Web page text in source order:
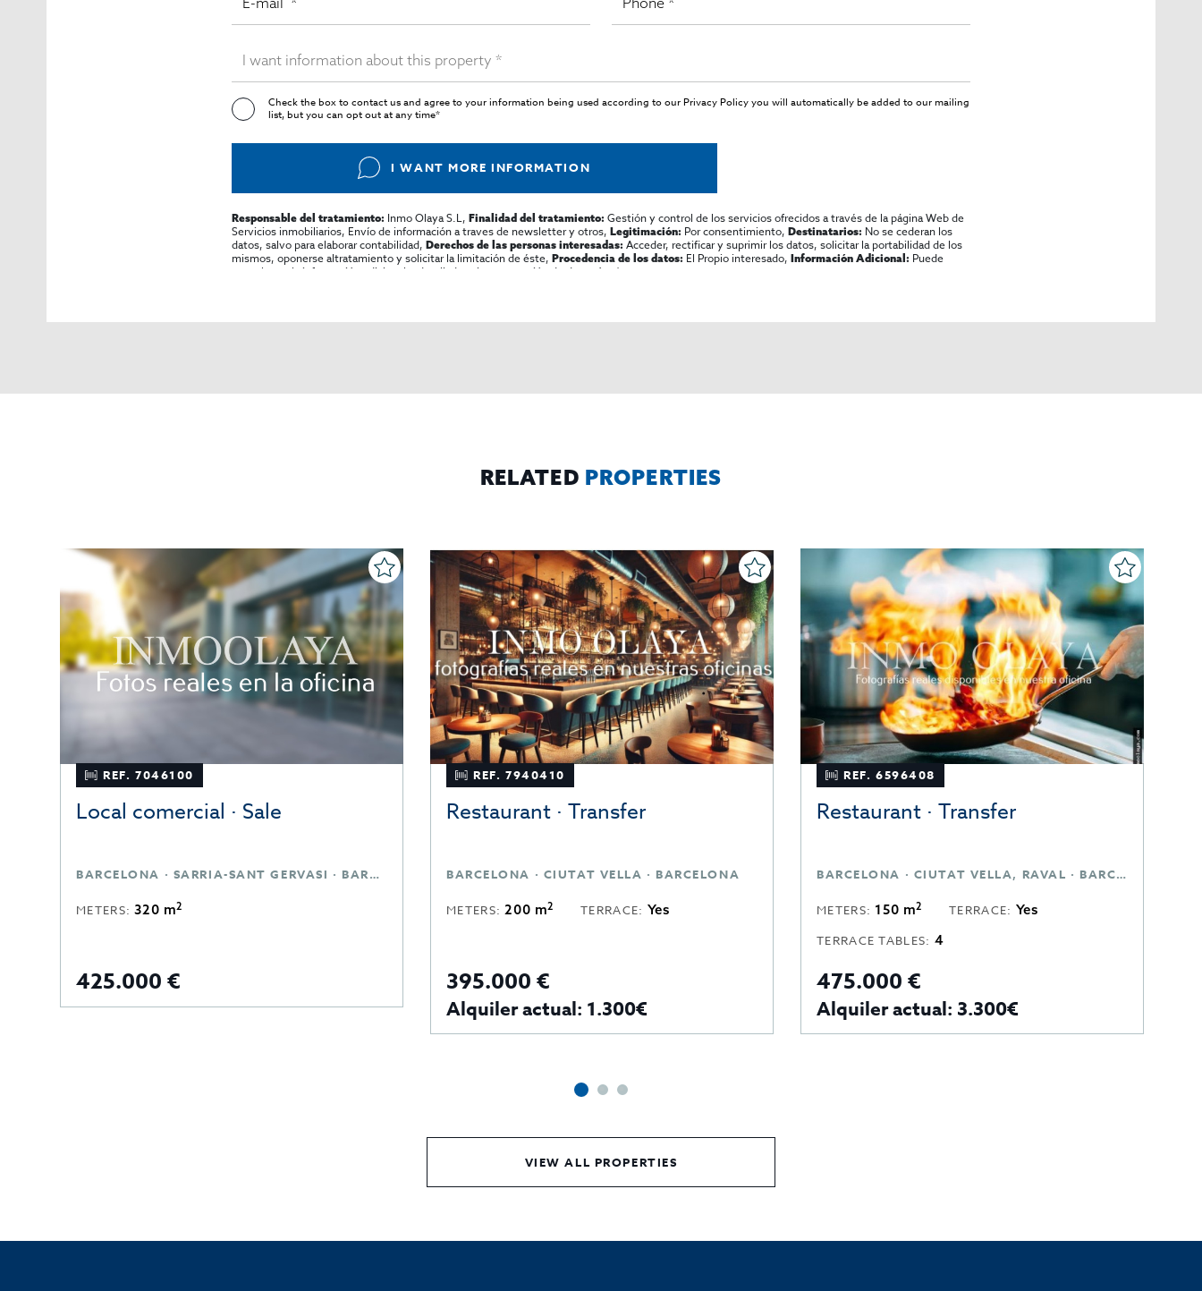
Check the box to contact us and agree to your information being used according to ourPrivacy Policyyou will automatically be added to our mailing
list, but you can opt out at any time*
I WANT MORE INFORMATION
Responsable del tratamiento: Inmo Olaya S.L, Finalidad del tratamiento: Gestión y control de los servicios ofrecidos a través de la página Web de
Servicios inmobiliarios, Envío de información a traves de newsletter y otros, Legitimación: Por consentimiento, Destinatarios: No se cederan los
datos, salvo para elaborar contabilidad, Derechos de las personas interesadas: Acceder, rectificar y suprimir los datos, solicitar la portabilidad de los
mismos, oponerse altratamiento y solicitar la limitación de éste, Procedencia de los datos: El Propio interesado, Información Adicional: Puede
consultarse la información adicional y detallada sobre protección de datos
Aquí.
RELATED PROPERTIES
REF. 7937994
Bar- C1 · Sale
BARCELONA · POBLE SEC-MONTJUÏC · BARCELONA
METERS:250 m2
500.000 €
REF. 6994036
Restaurant · Transfer
BARCELONA · LES CORTS · BARCELONA
METERS:450 m2 TERRACE: Yes
500.000 €
Alquiler actual: 6.200
REF. 7937712
Restaurant · Transfer
BARCELONA · EIXAMPLE · BARCELONA
METERS: 150 m2 TERRACE: Yes
TERRACE TABLES: 5
424.000 €
Alquiler actual: 4.500€
VIEW ALL PROPERTIES